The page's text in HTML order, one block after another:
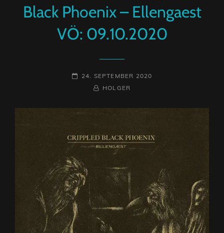
Black Phoenix – Ellengaest
VÖ: 09.10.2020
POSTED-
24. SEPTEMBER 2020
BY
BYLINEHOLGER